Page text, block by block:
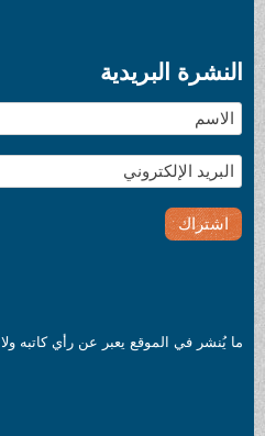
كاتبه ولا يعبر بالضرور عن رأي الرابطة